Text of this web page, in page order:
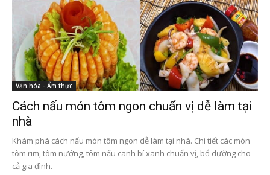
Văn hóa - Ẩm thực
Cách nấu món tôm ngon chuẩn vị dễ làm tại
nhà
Khám phá cách nấu món tôm ngon dễ làm tại nhà. Chi tiết các món
tôm rim, tôm nướng, tôm nấu canh bí xanh chuẩn vị, bổ dưỡng cho
cả gia đình.